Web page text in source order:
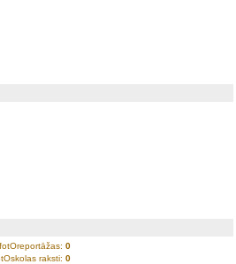
fotOreportāžas:0
raksti:0